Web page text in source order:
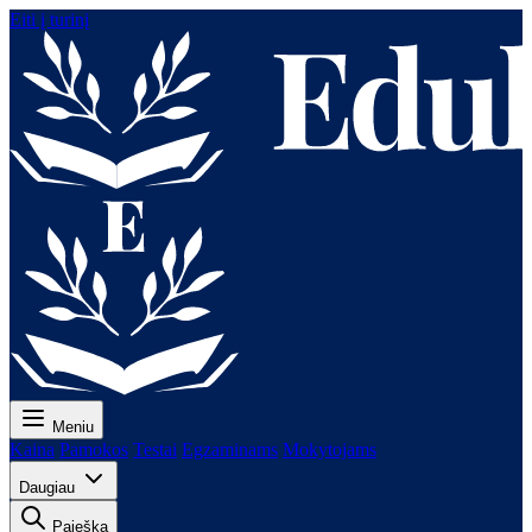
Eiti į turinį
Meniu
Kaina Pamokos Testai Egzaminams Mokytojams
Daugiau
Paieška